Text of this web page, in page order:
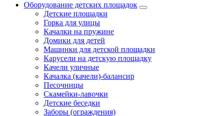
Оборудование детских площадок
Детские площадки
Горка для улицы
Качалки на пружине
Домики для детей
Машинки для детской площадки
Карусели на детскую площадку
Качели уличные
Качалка (качели)-балансир
Песочницы
Скамейки-лавочки
Детские беседки
Заборы (ограждения)